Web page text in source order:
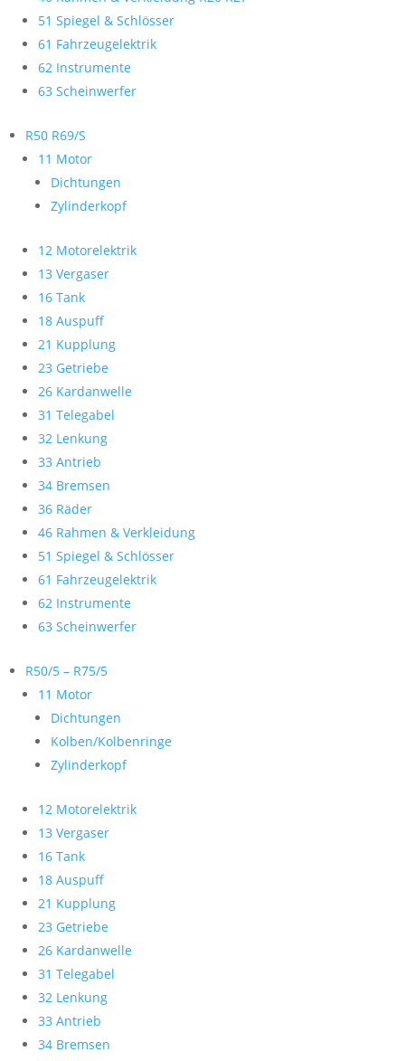
51 Spiegel & Schlösser
61 Fahrzeugelektrik
62 Instrumente
63 Scheinwerfer
R50 R69/S
11 Motor
Dichtungen
Zylinderkopf
12 Motorelektrik
13 Vergaser
16 Tank
18 Auspuff
21 Kupplung
23 Getriebe
26 Kardanwelle
31 Telegabel
32 Lenkung
33 Antrieb
34 Bremsen
36 Räder
46 Rahmen & Verkleidung
51 Spiegel & Schlösser
61 Fahrzeugelektrik
62 Instrumente
63 Scheinwerfer
R50/5 – R75/5
11 Motor
Dichtungen
Kolben/Kolbenringe
Zylinderkopf
12 Motorelektrik
13 Vergaser
16 Tank
18 Auspuff
21 Kupplung
23 Getriebe
26 Kardanwelle
31 Telegabel
32 Lenkung
33 Antrieb
34 Bremsen